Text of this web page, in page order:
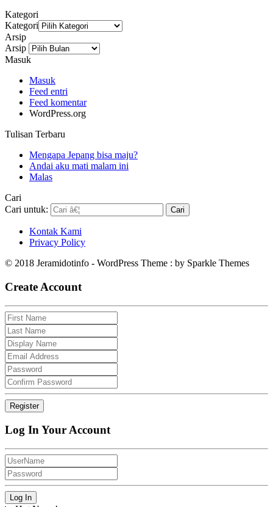
Kategori
Kategori
Arsip
Arsip
Masuk
Masuk
Feed entri
Feed komentar
WordPress.org
Tulisan Terbaru
Mengapa Jepang bisa maju?
Andai aku mati malam ini
Malas
Cari
Cari untuk:
Kontak Kami
Privacy Policy
© 2018 Jeramidotinfo - WordPress Theme : by Sparkle Themes
Create Account
Log In Your Account